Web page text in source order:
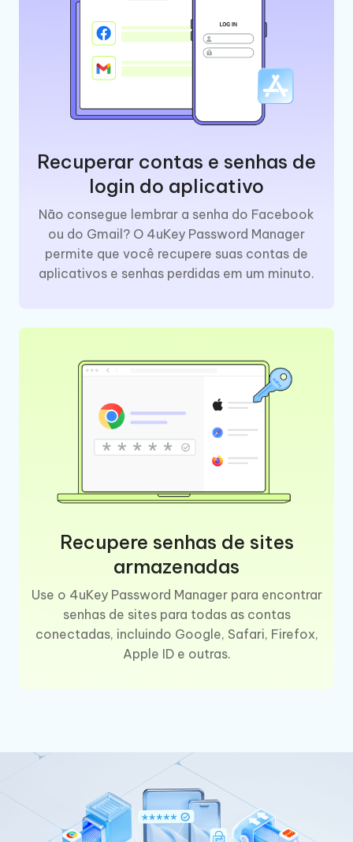
Recuperar contas e senhas de
login do aplicativo
Não consegue lembrar a senha do Facebook
ou do Gmail? O 4uKey Password Manager
permite que você recupere suas contas de
aplicativos e senhas perdidas em um minuto.
Recupere senhas de sites
armazenadas
Use o 4uKey Password Manager para encontrar
senhas de sites para todas as contas
conectadas, incluindo Google, Safari, Firefox,
Apple ID e outras.